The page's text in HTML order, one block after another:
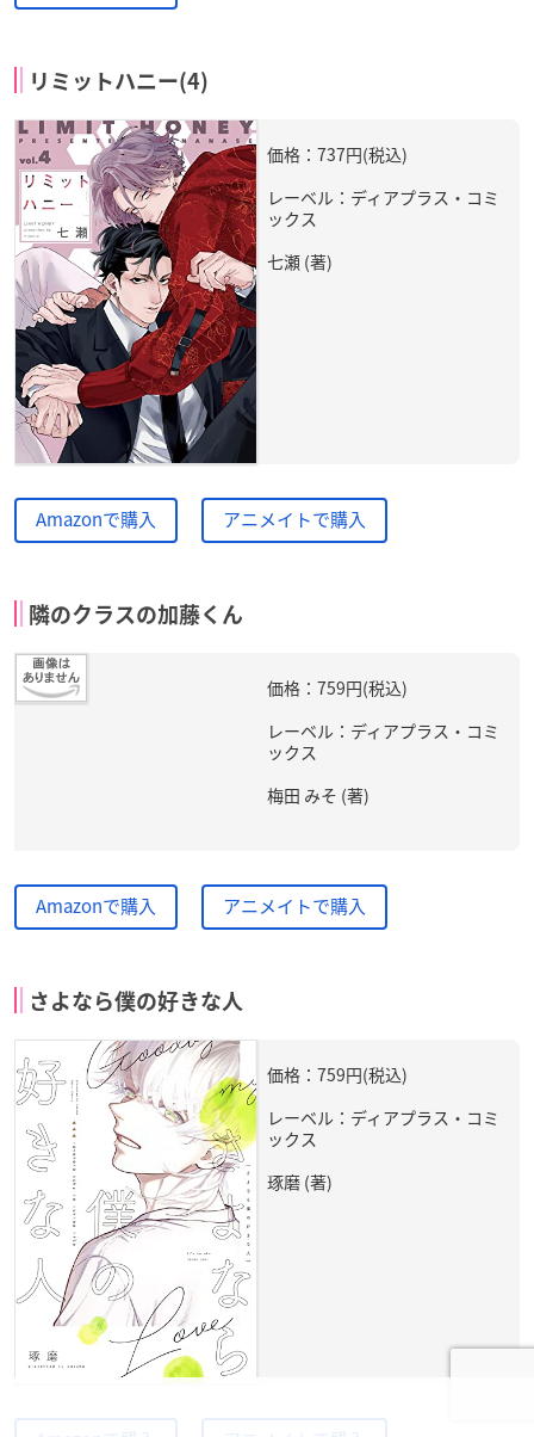
リミットハニー(4)
価格：737円(税込)
レーベル：ディアプラス・コミ
ックス
七瀬 (著)
Amazonで購入 アニメイトで購入
隣のクラスの加藤くん
価格：759円(税込)
レーベル：ディアプラス・コミ
ックス
梅田 みそ (著)
Amazonで購入 アニメイトで購入
さよなら僕の好きな人
価格：759円(税込)
レーベル：ディアプラス・コミ
ックス
琢磨 (著)